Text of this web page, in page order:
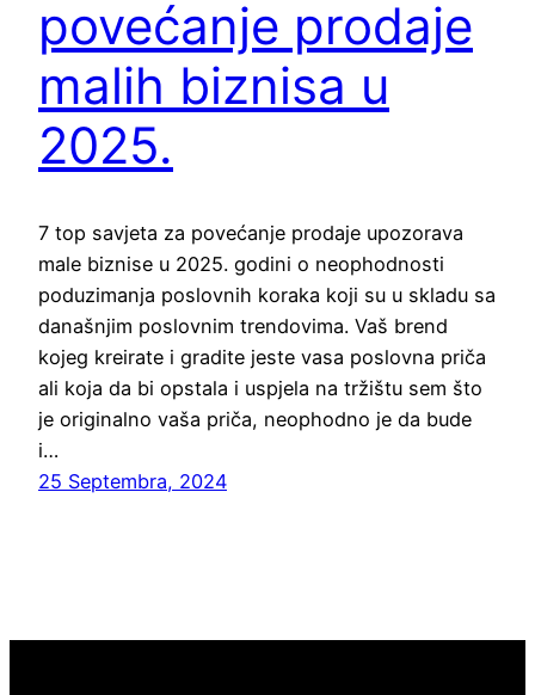
povećanje prodaje
malih biznisa u
2025.
7 top savjeta za povećanje prodaje upozorava
male biznise u 2025. godini o neophodnosti
poduzimanja poslovnih koraka koji su u skladu sa
današnjim poslovnim trendovima. Vaš brend
kojeg kreirate i gradite jeste vasa poslovna priča
ali koja da bi opstala i uspjela na tržištu sem što
je originalno vaša priča, neophodno je da bude
i…
25 Septembra, 2024